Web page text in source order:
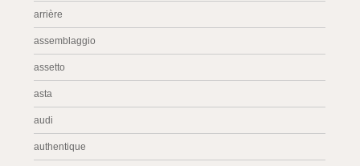
arrière
assemblaggio
assetto
asta
audi
authentique